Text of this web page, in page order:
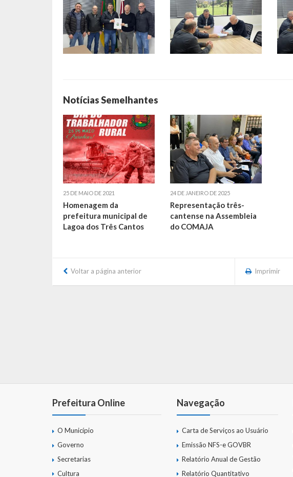
Notícias Semelhantes
25 DE MAIO DE 2021
Homenagem da
prefeitura municipal de
Lagoa dos Três Cantos
24 DE JANEIRO DE 2025
Representação três-
cantense na Assembleia
do COMAJA
Voltar a página anterior Imprimir
Prefeitura Online
O Município
Governo
Secretarias
Cultura
Navegação
Carta de Serviços ao Usuário
Emissão NFS-e GOVBR
Relatório Anual de Gestão
Relatório Quantitativo